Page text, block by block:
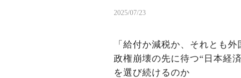
2025/07/23
「給付か減税か、それとも
政権崩壊の先に待つ“日本経
を選び続けるのか